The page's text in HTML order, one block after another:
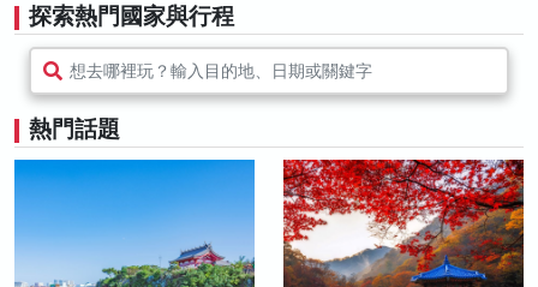
探索熱門國家與行程
想去哪裡玩？輸入目的地、日期或關鍵字
熱門話題